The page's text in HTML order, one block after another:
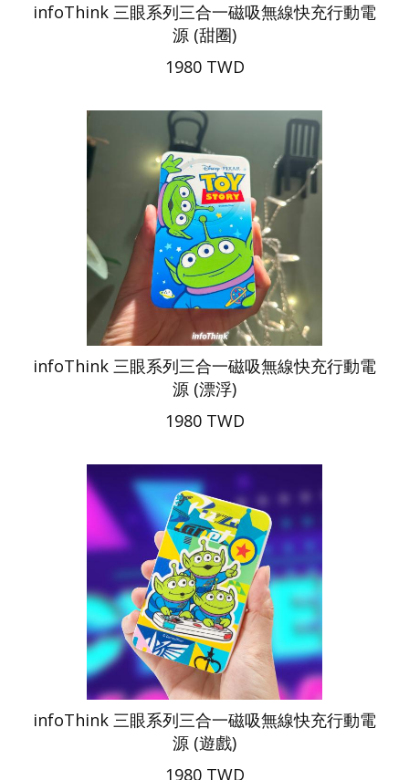
infoThink 三眼系列三合一磁吸無線快充行動電
源 (甜圈)
1980 TWD
infoThink 三眼系列三合一磁吸無線快充行動電
源 (漂浮)
1980 TWD
infoThink 三眼系列三合一磁吸無線快充行動電
源 (遊戲)
1980 TWD